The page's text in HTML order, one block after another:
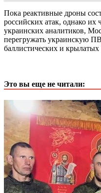
Пока реактивные дроны
российских атак, однако
украинских аналитиков,
перегружать украинскую
баллистических и крылатых
Это вы еще не читали: